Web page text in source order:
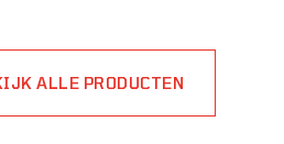
ALLE PRODUCTEN